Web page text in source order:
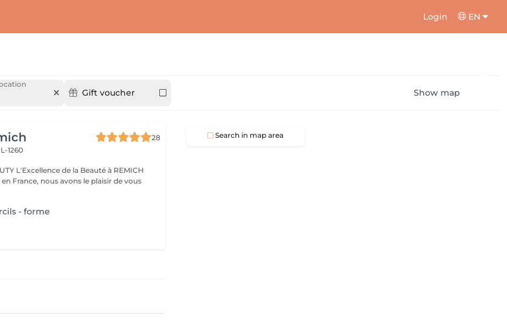
Login EN
Gift voucher Show map
28
1260
France, nous avons le plaisir de vous
- forme
Search in map area